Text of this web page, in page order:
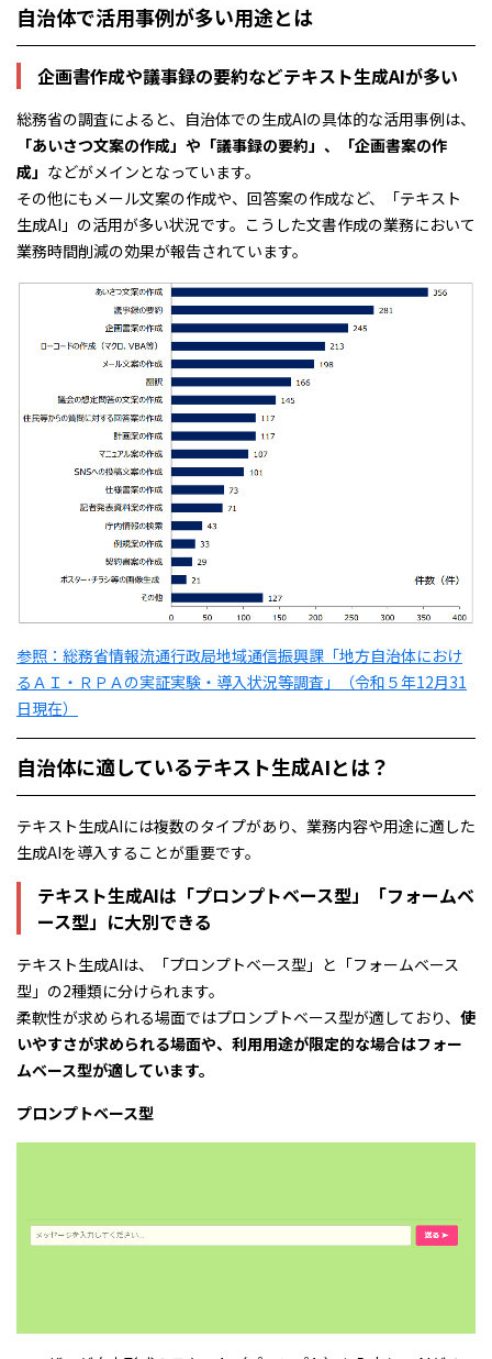
自治体で活用事例が多い用途とは
企画書作成や議事録の要約などテキスト生成AIが多い
総務省の調査によると、自治体での⽣成AIの具体的な活⽤事例は、
「あいさつ⽂案の作成」や「議事録の要約」、「企画書案の作
成」 などがメインとなっています。
その他にもメール文案の作成や、回答案の作成など、「テキスト
生成AI」の活用が多い状況です。こうした文書作成の業務において
業務時間削減の効果が報告されています。
参照：総務省情報流通⾏政局地域通信振興課「地⽅⾃治体におけ
るＡＩ・ＲＰＡの実証実験・導⼊状況等調査」（令和５年12⽉31
⽇現在）
自治体に適しているテキスト生成AIとは？
テキスト生成AIには複数のタイプがあり、業務内容や用途に適した
生成AIを導入することが重要です。
テキスト生成AIは「プロンプトベース型」「フォームベ
ース型」に大別できる
テキスト生成AIは、「プロンプトベース型」と「フォームベース
型」の2種類に分けられます。
柔軟性が求められる場面ではプロンプトベース型が適しており、 使
いやすさが求められる場面や、利用用途が限定的な場合はフォー
ムベース型が適しています。
プロンプトベース型